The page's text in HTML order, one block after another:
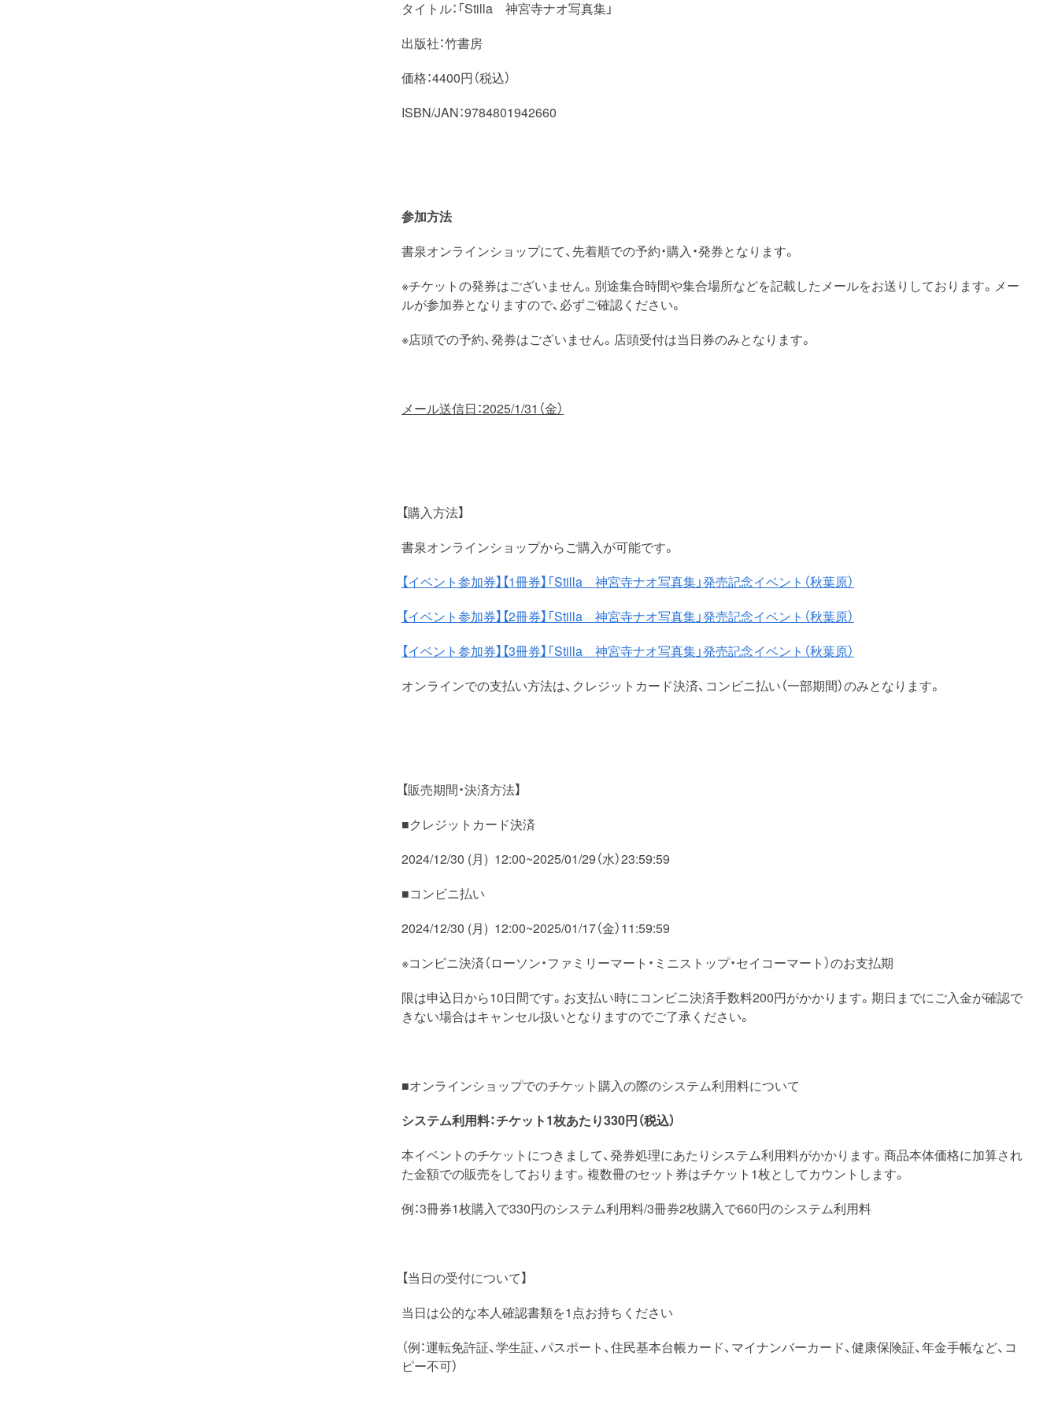
タイトル：「Stilla 神宮寺ナオ写真集」
出版社：竹書房
価格：4400円（税込）
ISBN/JAN：9784801942660
参加方法
書泉オンラインショップにて、先着順での予約・購入・発券となります。
※チケットの発券はございません。別途集合時間や集合場所などを記載したメールをお送りしております。メー
ルが参加券となりますので、必ずご確認ください。
※店頭での予約、発券はございません。店頭受付は当日券のみとなります。
メール送信日：2025/1/31（金）
【購入方法】
書泉オンラインショップからご購入が可能です。
【イベント参加券】【1冊券】「Stilla 神宮寺ナオ写真集」発売記念イベント（秋葉原）
【イベント参加券】【2冊券】「Stilla 神宮寺ナオ写真集」発売記念イベント（秋葉原）
【イベント参加券】【3冊券】「Stilla 神宮寺ナオ写真集」発売記念イベント（秋葉原）
オンラインでの支払い方法は、クレジットカード決済、コンビニ払い（一部期間）のみとなります。
【販売期間・決済方法】
■クレジットカード決済
2024/12/30 (月) 12:00~2025/01/29（水）23:59:59
■コンビニ払い
2024/12/30 (月) 12:00~2025/01/17（金）11:59:59
※コンビニ決済（ローソン・ファミリーマート・ミニストップ・セイコーマート）のお支払期
限は申込日から10日間です。お支払い時にコンビニ決済手数料200円がかかります。期日までにご入金が確認で
きない場合はキャンセル扱いとなりますのでご了承ください。
■オンラインショップでのチケット購入の際のシステム利用料について
システム利用料：チケット1枚あたり330円（税込）
本イベントのチケットにつきまして、発券処理にあたりシステム利用料がかかります。商品本体価格に加算され
た金額での販売をしております。複数冊のセット券はチケット1枚としてカウントします。
例：3冊券1枚購入で330円のシステム利用料/3冊券2枚購入で660円のシステム利用料
【当日の受付について】
当日は公的な本人確認書類を1点お持ちください
（例：運転免許証、学生証、パスポート、住民基本台帳カード、マイナンバーカード、健康保険証、年金手帳など、コ
ピー不可）